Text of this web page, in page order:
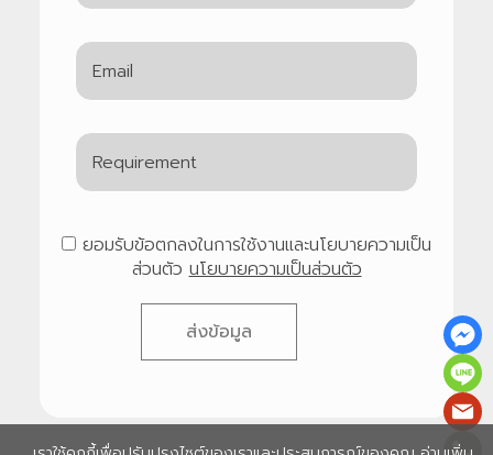
ยอมรับข้อตกลงในการใช้งานและนโยบายความเป็น
ส่วนตัว นโยบายความเป็นส่วนตัว
ส่งข้อมูล